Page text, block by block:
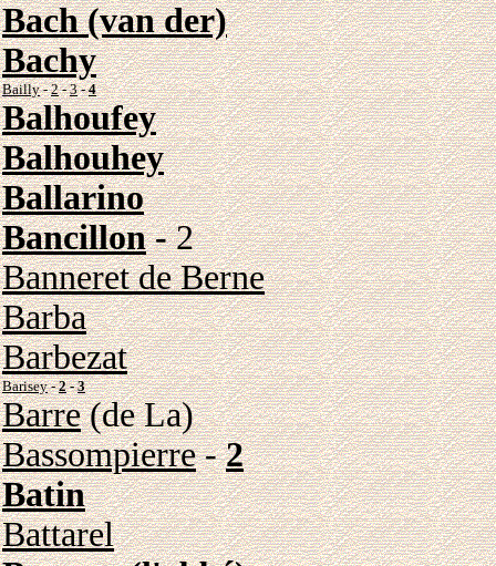
Bach (van der)
Bachy
Bailly-2-3-4
Balhoufey
Balhouhey
Ballarino
Bancillon-2
Banneret de Berne
Barba
Barbezat
Barisey-2-3
Barre(de La)
Bassompierre-2
Batin
Battarel